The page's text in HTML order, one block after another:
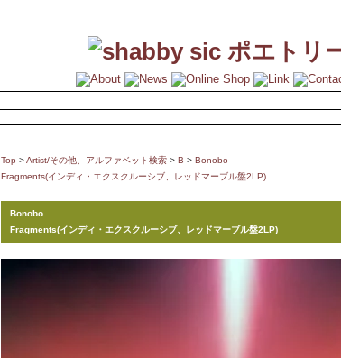
Top >Artist/その他、アルファベット検索 > B > Bonobo
Fragments(インディ・エクスクルーシブ、レッドマーブル盤2LP)
Bonobo
Fragments(インディ・エクスクルーシブ、レッドマーブル盤2LP)